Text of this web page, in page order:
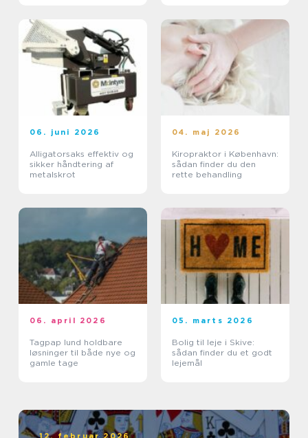
06. juni 2026
Alligatorsaks effektiv og
sikker håndtering af
metalskrot
04. maj 2026
Kiropraktor i København:
sådan finder du den
rette behandling
06. april 2026
Tagpap lund holdbare
løsninger til både nye og
gamle tage
05. marts 2026
Bolig til leje i Skive:
sådan finder du et godt
lejemål
12. februar 2026